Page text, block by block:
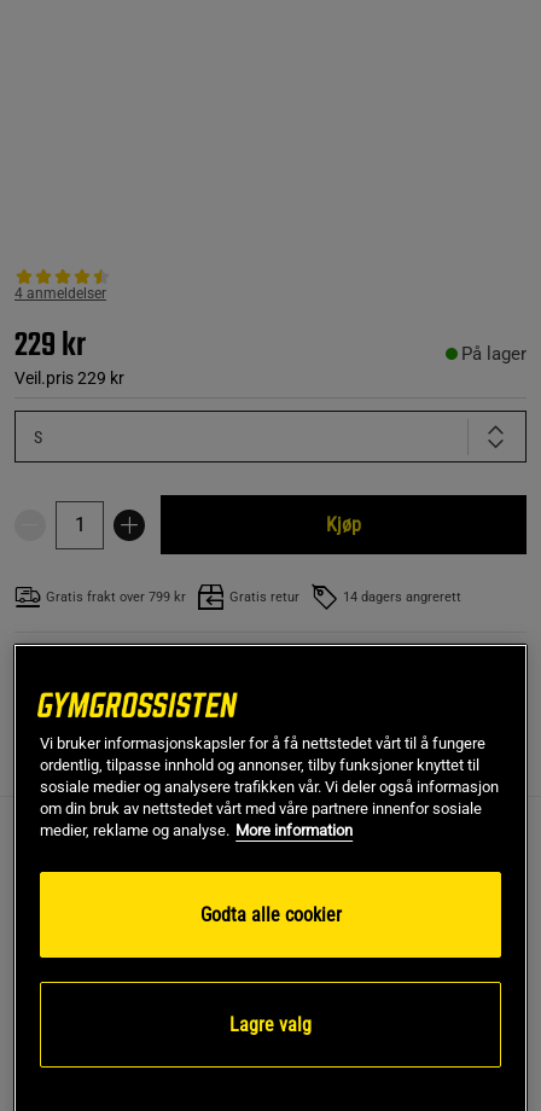
4 anmeldelser
229 kr
Veil.pris229 kr
På lager
S
Kjøp
Gratis frakt over 799 kr Gratis retur 14 dagers angrerett
Anmeldelser(4)
4.5
Vi bruker informasjonskapsler for å få nettstedet vårt til å fungere
ordentlig, tilpasse innhold og annonser, tilby funksjoner knyttet til
sosiale medier og analysere trafikken vår. Vi deler også informasjon
om din bruk av nettstedet vårt med våre partnere innenfor sosiale
medier, reklame og analyse. More information
Godta alle cookier
Lagre valg